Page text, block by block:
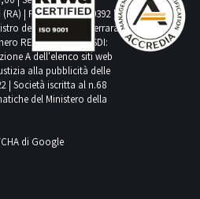
| P.IVA: 02704840392 |
delle Imprese di Ferrara
REA RA 224830 | SDI:
A dell'elenco siti web
alla pubblicità delle
| Società iscritta al n.68
del Ministero della
di Google